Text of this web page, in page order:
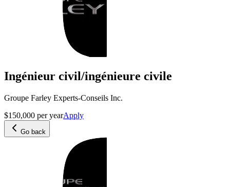
Ingénieur civil/ingénieure civile
Groupe Farley Experts-Conseils Inc.
$150,000 per yearApply
Go back